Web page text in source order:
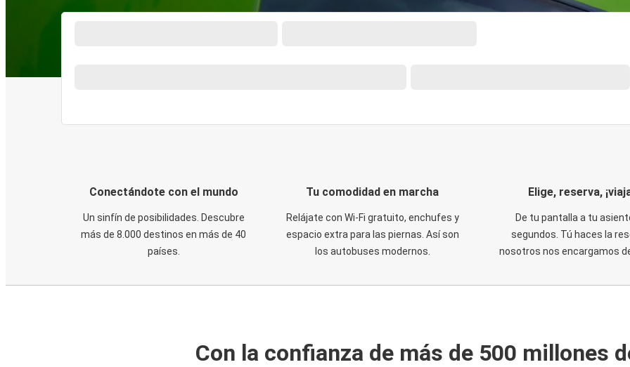
Conectándote con el mundo
Un sinfín de posibilidades. Descubre
más de 8.000 destinos en más de 40
países.
Tu comodidad en marcha
Relájate con Wi-Fi gratuito, enchufes y
espacio extra para las piernas. Así son
los autobuses modernos.
Elige, reserva,
De tu pantalla a tu
segundos. Tú haces la
nosotros nos encargamos
Con la confianza de más de 500 millones